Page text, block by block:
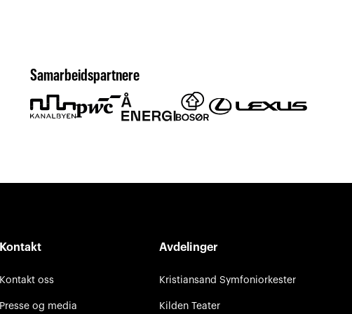
Samarbeidspartnere
Kontakt
Kontakt oss
Presse og media
Avdelinger
Kristiansand Symfoniorkester
Kilden Teater